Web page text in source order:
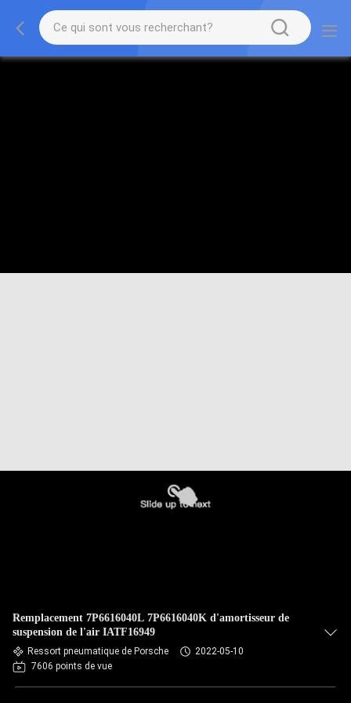
Remplacement 7P6616040L 7P6616040K d'amortisseur de
suspension de l'air IATF16949
Ressort pneumatique de Porsche
2022-05-10
7606 points de vue